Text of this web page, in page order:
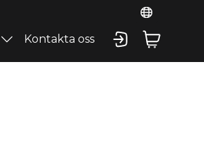
Kontakta oss